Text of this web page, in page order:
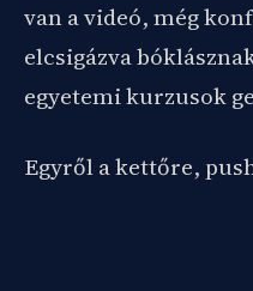
van a videó, még
elcsigázva
egyetemi kurzusok
Egyről a kettőre,